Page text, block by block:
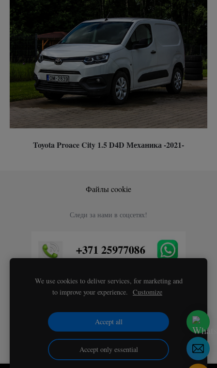
Toyota Proace City 1.5 D4D Механика -2021-
Файлы cookie
Следи за нами в соцсетях!
We use cookies to deliver services, for marketing and
to improve your experience. Customize
Accept all
Accept only essential